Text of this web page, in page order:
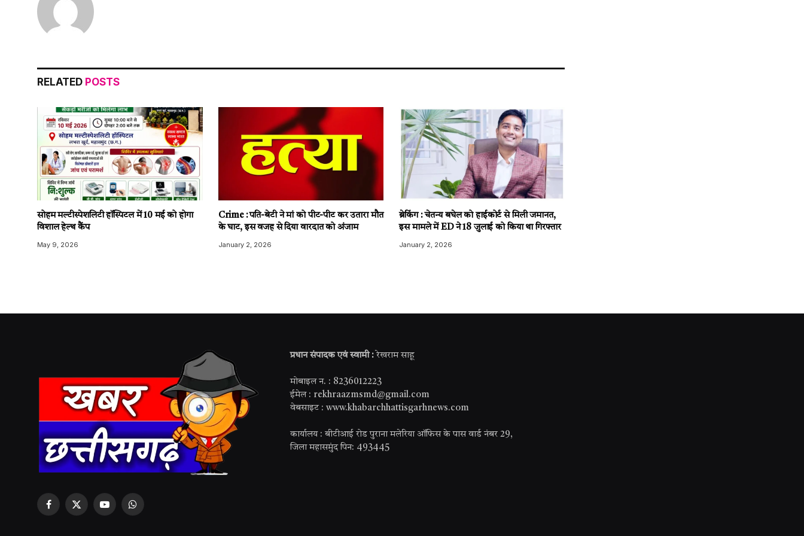
RELATED POSTS
सोहम मल्टीस्पेशलिटी हॉस्पिटल में 10 मई को होगा
विशाल हेल्थ कैंप
May 9, 2026
Crime : पति-बेटी ने मां को पीट-पीट कर उतारा मौत
के घाट, इस वजह से दिया वारदात को अंजाम
January 2, 2026
ब्रेकिंग : चेतन्य बघेल को हाईकोर्ट से मिली जमानत,
इस मामले में ED ने 18 जुलाई को किया था गिरफ्तार
January 2, 2026
Facebook
X
YouTubeWhatsApp
प्रधान संपादक एवं स्वामी : रेखराम साहू
मोबाइल न. : 8236012223
ईमेल : rekhraazmsmd@gmail.com
वेबसाइट : www.khabarchhattisgarhnews.com
कार्यालय : बीटीआई रोड पुराना मलेरिया ऑफिस के पास वार्ड नंबर 29,
जिला महासमुंद पिन: 493445